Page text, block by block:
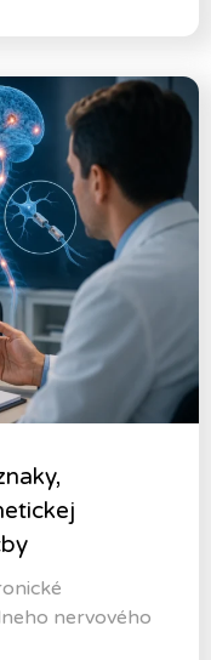
nervového